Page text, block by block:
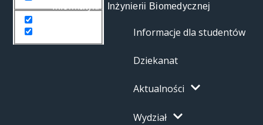
Informatyki i Inżynierii Biomedycznej
Informacje dla studentów
Dziekanat
Aktualności
Wydział